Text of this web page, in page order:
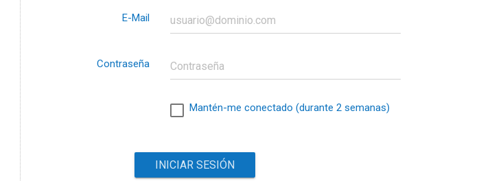
E-Mail
Contraseña
Mantén-me conectado (durante 2 semanas)